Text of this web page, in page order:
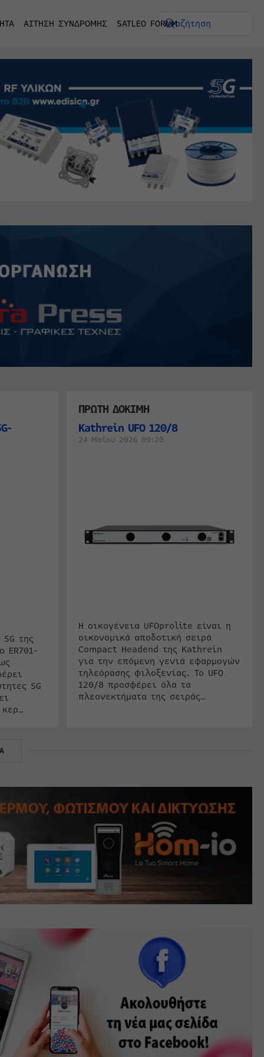
ΑΙΤΗΣΗ ΣΥΝΔΡΟΜΗΣ
SATLEO FORUM
της
ER701-
5G
ΠΡΩΤΗ ΔΟΚΙΜΗ
Kathrein UFO 120/8
24 Μαΐου 2026 09:20
Η οικογένεια UFOprolite είναι η
οικονομικά αποδοτική σειρά
Compact Headend της Kathrein
για την επόμενη γενιά εφαρμογών
τηλεόρασης φιλοξενίας. Το UFO
120/8 προσφέρει όλα τα
πλεονεκτήματα της σειράς…